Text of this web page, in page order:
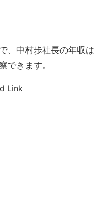
、中村歩社長の年収は
できます。
Link